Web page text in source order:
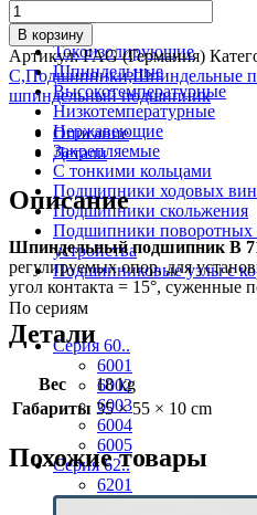
По назначению
Токоизолирующие
Шпиндельные
Высокотемпературные
Низкотемпературные
Нержавеющие
Закрепляемые
С тонкими кольцами
Подшипники ходовых
Подшипники скольжения
Подшипники поворотных
устройства
Подшипниковые узлы с
По сериям
Серия 60..
6001
6002
6003
6004
6005
Серия 62..
6201
6202
В корзину
Артикул:FAG (Германия)
С,Подшипники,Шпиндельные
шпиндельный подшипник
Описание
Детали
Описание
Шпиндельный подшипник B
регулируемых опор, для
угол контакта = 15°, суженные
Детали
Вес
18 kg
Габариты 35 × 55 × 10 cm
Похожие товары